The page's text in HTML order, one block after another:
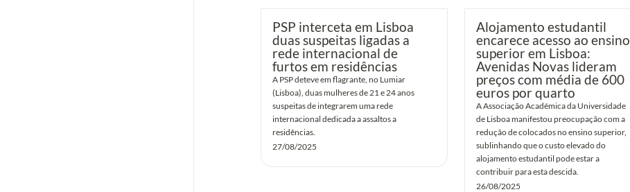
PSP interceta em Lisboa
duas suspeitas ligadas a
rede internacional de
furtos em residências
A PSP deteve em flagrante, no Lumiar
(Lisboa), duas mulheres de 21 e 24 anos
suspeitas de integrarem uma rede
internacional dedicada a assaltos a
residências.
27/08/2025
Alojamento estudantil
encarece acesso ao ensino
superior em Lisboa:
Avenidas Novas lideram
preços com média de 600
euros por quarto
A Associação Académica da Universidade
de Lisboa manifestou preocupação com a
redução de colocados no ensino superior,
sublinhando que o custo elevado do
alojamento estudantil pode estar a
contribuir para esta descida.
26/08/2025